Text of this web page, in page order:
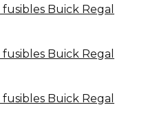
Buick Regal
Buick Regal
Buick Regal